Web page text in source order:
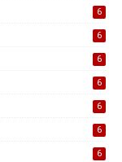
6
6
6
6
6
6
6